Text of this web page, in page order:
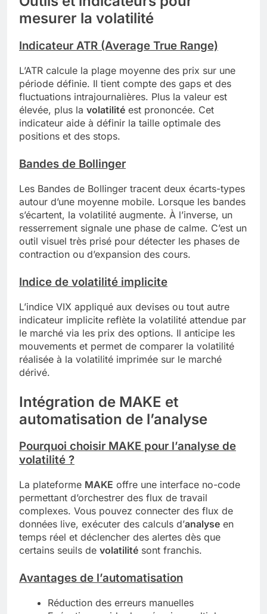
mesurer la volatilité
Indicateur ATR (Average True Range)
L’ATR calcule la plage moyenne des prix sur une
période définie. Il tient compte des gaps et des
fluctuations intrajournalières. Plus la valeur est
élevée, plus la volatilité est prononcée. Cet
indicateur aide à définir la taille optimale des
positions et des stops.
Bandes de Bollinger
Les Bandes de Bollinger tracent deux écarts-types
autour d’une moyenne mobile. Lorsque les bandes
s’écartent, la volatilité augmente. À l’inverse, un
resserrement signale une phase de calme. C’est un
outil visuel très prisé pour détecter les phases de
contraction ou d’expansion des cours.
Indice de volatilité implicite
L’indice VIX appliqué aux devises ou tout autre
indicateur implicite reflète la volatilité attendue par
le marché via les prix des options. Il anticipe les
mouvements et permet de comparer la volatilité
réalisée à la volatilité imprimée sur le marché
dérivé.
Intégration de MAKE et
automatisation de l’analyse
Pourquoi choisir MAKE pour l’analyse de
volatilité ?
La plateforme MAKE offre une interface no-code
permettant d’orchestrer des flux de travail
complexes. Vous pouvez connecter des flux de
données live, exécuter des calculs d’analyse en
temps réel et déclencher des alertes dès que
certains seuils de volatilité sont franchis.
Avantages de l’automatisation
Réduction des erreurs manuelles